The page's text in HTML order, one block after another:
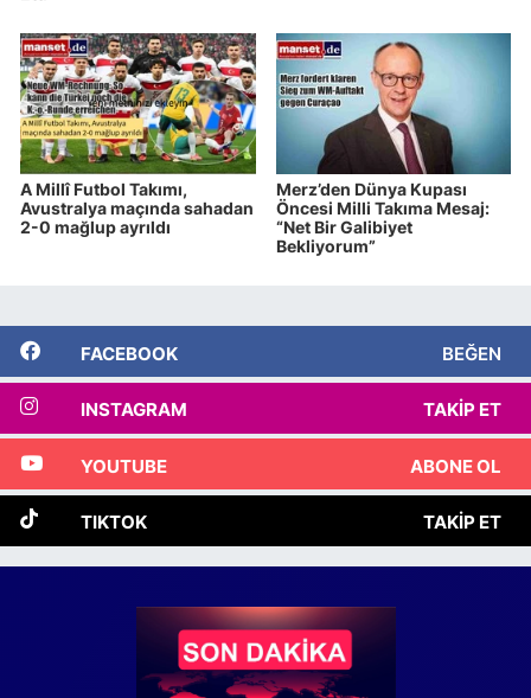
A Millî Futbol Takımı,
Avustralya maçında sahadan
2-0 mağlup ayrıldı
Merz’den Dünya Kupası
Öncesi Milli Takıma Mesaj:
“Net Bir Galibiyet
Bekliyorum”
FACEBOOK BEĞEN
INSTAGRAM TAKIP ET
YOUTUBE ABONE OL
TIKTOK TAKIP ET